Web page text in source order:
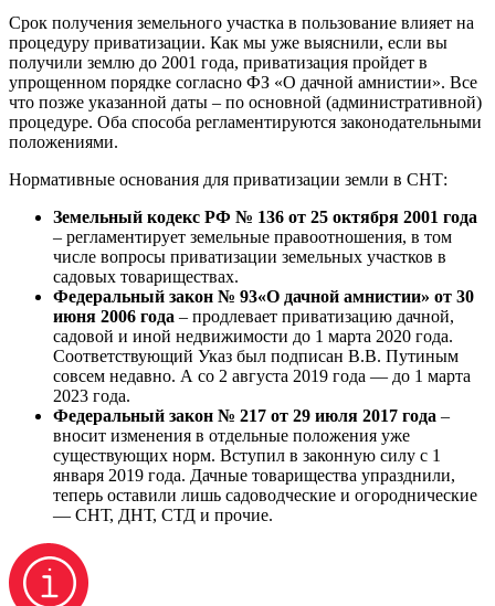
Срок получения земельного участка в пользование влияет на
процедуру приватизации. Как мы уже выяснили, если вы
получили землю до 2001 года, приватизация пройдет в
упрощенном порядке согласно ФЗ «О дачной амнистии». Все
что позже указанной даты – по основной (административной)
процедуре. Оба способа регламентируются законодательными
положениями.
Нормативные основания для приватизации земли в СНТ:
Земельный кодекс РФ № 136 от 25 октября 2001 года
– регламентирует земельные правоотношения, в том
числе вопросы приватизации земельных участков в
садовых товариществах.
Федеральный закон № 93«О дачной амнистии» от 30
июня 2006 года – продлевает приватизацию дачной,
садовой и иной недвижимости до 1 марта 2020 года.
Соответствующий Указ был подписан В.В. Путиным
совсем недавно. А со 2 августа 2019 года — до 1 марта
2023 года.
Федеральный закон № 217 от 29 июля 2017 года –
вносит изменения в отдельные положения уже
существующих норм. Вступил в законную силу с 1
января 2019 года. Дачные товарищества упразднили,
теперь оставили лишь садоводческие и огороднические
— СНТ, ДНТ, СТД и прочие.